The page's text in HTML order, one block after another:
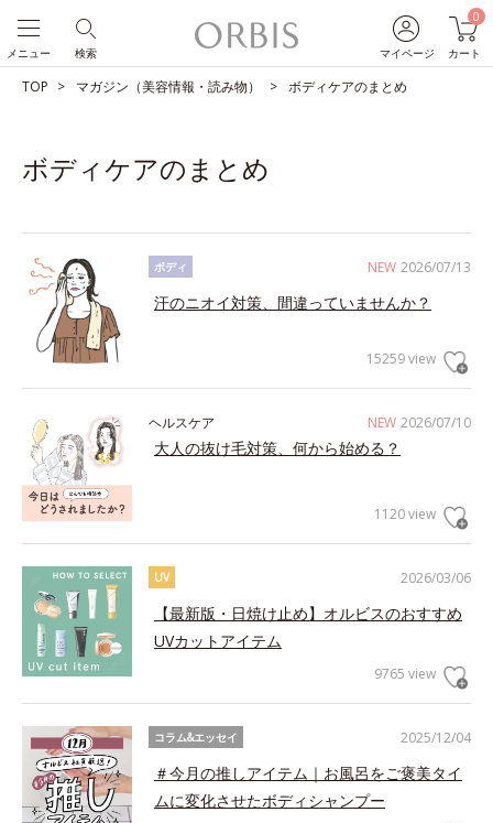
マイページ
0
カート
検索
メニュー
TOP マガジン（美容情報・読み物） ボディケアのまとめ
ボディケアのまとめ
NEW 2026/07/13
ボディ
汗のニオイ対策、間違っていませんか？
15259 view
NEW 2026/07/10
ヘルスケア
大人の抜け毛対策、何から始める？
1120 view
2026/03/06
UV
【最新版・日焼け止め】オルビスのおすすめ
UVカットアイテム
9765 view
2025/12/04
コラム&エッセイ
＃今月の推しアイテム｜お風呂をご褒美タイ
ムに変化させたボディシャンプー